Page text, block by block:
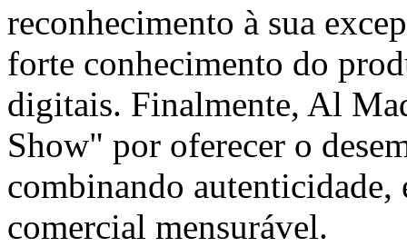
reconhecimento à sua
forte conhecimento do
digitais. Finalmente, Al
Show" por oferecer o
combinando
comercial mensurável.